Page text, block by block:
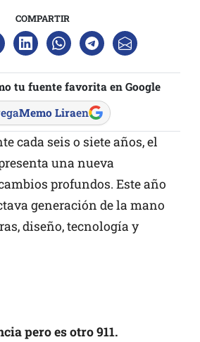
COMPARTIR
tu fuente favorita en Google
Memo Liraen
cada seis o siete años, el
una nueva
profundos. Este año
generación de la mano
diseño, tecnología y
pero es otro 911.